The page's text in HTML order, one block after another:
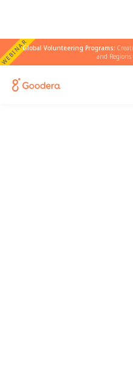
WEBINARGlobal Volunteering Programs:
and Regions